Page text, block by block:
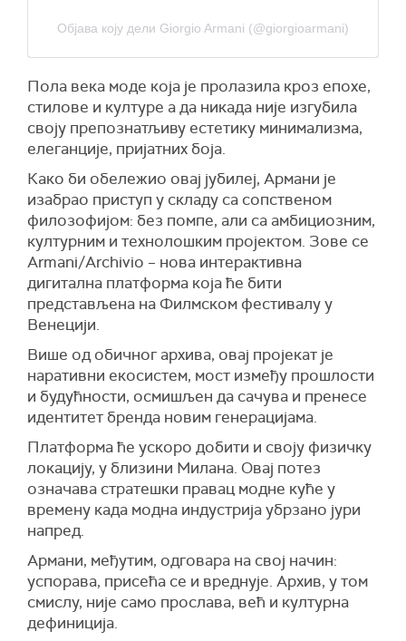
Објава коју дели Giorgio Armani (@giorgioarmani)
Пола века моде која је пролазила кроз епохе,
стилове и културе а да никада није изгубила
своју препознатљиву естетику минимализма,
елеганције, пријатних боја.
Како би обележио овај јубилеј, Армани је
изабрао приступ у складу са сопственом
филозофијом: без помпе, али са амбициозним,
културним и технолошким пројектом. Зове се
Armani/Archivio – нова интерактивна
дигитална платформа која ће бити
представљена на Филмском фестивалу у
Венецији.
Више од обичног архива, овај пројекат је
наративни екосистем, мост између прошлости
и будућности, осмишљен да сачува и пренесе
идентитет бренда новим генерацијама.
Платформа ће ускоро добити и своју физичку
локацију, у близини Милана. Овај потез
означава стратешки правац модне куће у
времену када модна индустрија убрзано јури
напред.
Армани, међутим, одговара на свој начин:
успорава, присећа се и вреднује. Архив, у том
смислу, није само прослава, већ и културна
дефиниција.